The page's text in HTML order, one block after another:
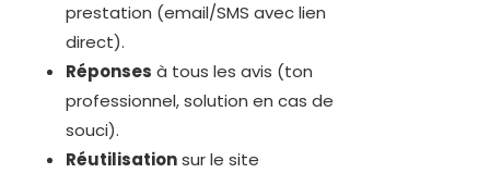
prestation (email/SMS avec lien
direct).
Réponses à tous les avis (ton
professionnel, solution en cas de
souci).
Réutilisationsur le site